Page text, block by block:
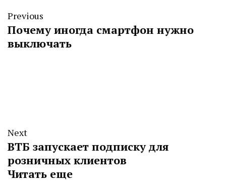
Previous
Почему иногда смартфон нужно
выключать
Next
ВТБ запускает подписку для
розничных клиентов
Читать еще